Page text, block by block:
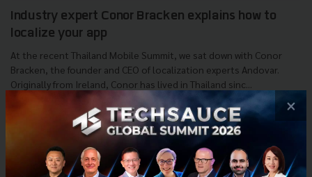
Industry expert Conor Bracken explains how to
localize your app
At the recent Thailand Mobile Summit, we sat down with Conor
Bracken, the founder and CEO of localization experts Andovar.
Originally from Ireland, Conor has lived in Thailand sinc...
| Bymatt
l10n i18n
×